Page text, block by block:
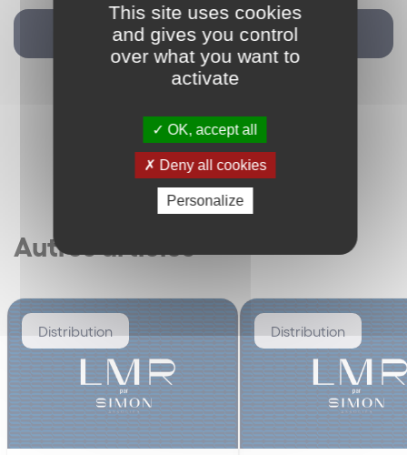
Retour
Autres articles
Distribution Distribution
This site uses cookies
and gives you control
over what you want to
activate
OK, accept all
Deny all cookies
Personalize